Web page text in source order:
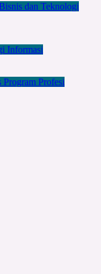
dan Teknologi
Informasi
Profesi